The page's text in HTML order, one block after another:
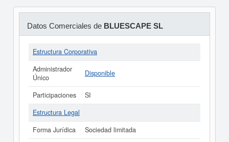
Datos Comerciales de BLUESCAPE SL
Estructura Corporativa
Administrador
Único
Disponible
Participaciones
SI
Estructura Legal
Forma Jurídica
Sociedad limitada